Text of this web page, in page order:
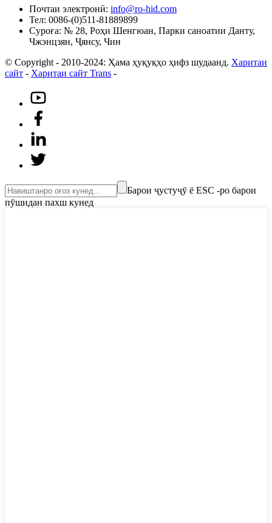
Почтаи электронӣ: info@ro-hid.com
Тел: 0086-(0)511-81889899
Суроға: № 28, Роҳи Шенгюан, Парки саноатии Данту,
Чжэнцзян, Ҷянсу, Чин
© Copyright - 2010-2024: Ҳама ҳуқуқҳо ҳифз шудаанд. Харитаи
сайт - Харитаи сайт Trans -
Барои ҷустуҷӯ ё ESC -ро барои
пӯшидан пахш кунед